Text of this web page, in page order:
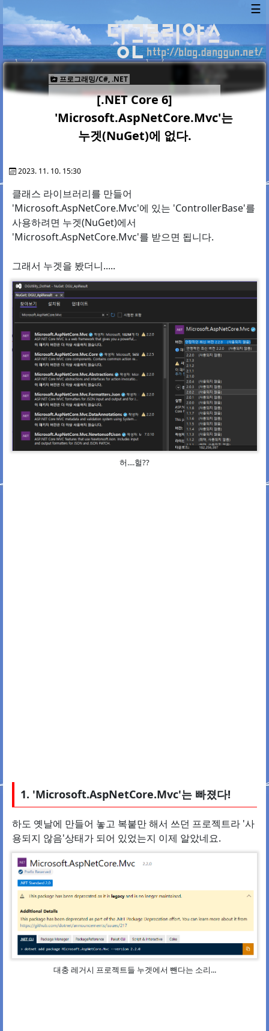
☰
프로그래밍/C#, .NET
[.NET Core 6]
'Microsoft.AspNetCore.Mvc'는
누겟(NuGet)에 없다.
2023. 11. 10. 15:30
클래스 라이브러리를 만들어
'Microsoft.AspNetCore.Mvc'에 있는 'ControllerBase'를
사용하려면 누겟(NuGet)에서
'Microsoft.AspNetCore.Mvc'를 받으면 됩니다.
그래서 누겟을 봤더니.....
허....헐??
1. 'Microsoft.AspNetCore.Mvc'는 빠졌다!
하도 옛날에 만들어 놓고 복붙만 해서 쓰던 프로젝트라 '사
용되지 않음'상태가 되어 있었는지 이제 알았네요.
대충 레거시 프로젝트들 누겟에서 뺀다는 소리...